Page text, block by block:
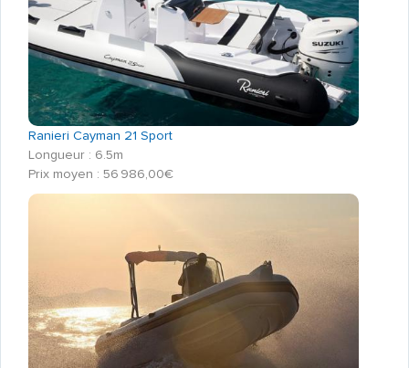
Ranieri Cayman 21 Sport
Longueur : 6.5m
Prix moyen : 56 986,00€